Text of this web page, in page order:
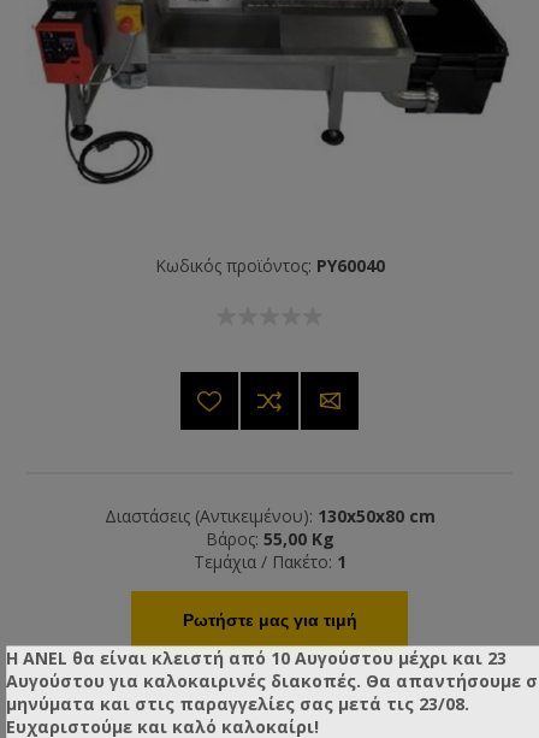
Κωδικός προϊόντος: PY60040
Διαστάσεις (Αντικειμένου): 130x50x80 cm
Βάρος: 55,00 Kg
Τεμάχια / Πακέτο: 1
Ρωτήστε μας για τιμή
Η ANEL θα είναι κλειστή από 10 Αυγούστου μέχρι και 23
Αυγούστου για καλοκαιρινές διακοπές. Θα απαντήσουμε
μηνύματα και στις παραγγελίες σας μετά τις 23/08.
Ευχαριστούμε και καλό καλοκαίρι!